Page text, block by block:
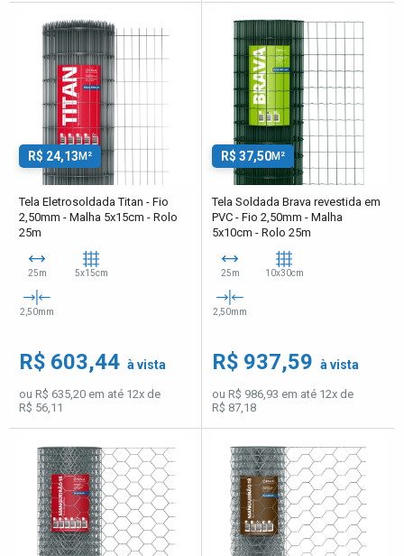
R$ 24,13 M²
Tela Eletrosoldada Titan - Fio
2,50mm - Malha 5x15cm - Rolo
25m
25m 5x15cm
2,50mm
R$ 603,44 à vista
ou R$ 635,20 em até 12x de
R$ 56,11
R$ 37,50M²
Tela Soldada Brava revestida em
PVC - Fio 2,50mm - Malha
5x10cm - Rolo 25m
25m 10x30cm
2,50mm
R$ 937,59 à vista
ou R$ 986,93 em até 12x de
R$ 87,18